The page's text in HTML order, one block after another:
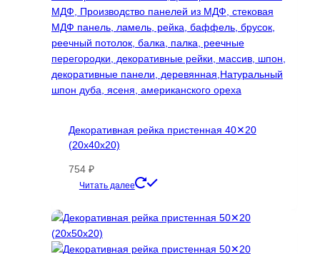
Декоративная рейка пристенная 40✕20
(20х40х20)
754 ₽
Читать далее
имеет
вариаций.